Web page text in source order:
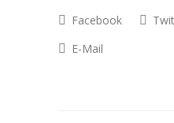
Facebook
E-Mail